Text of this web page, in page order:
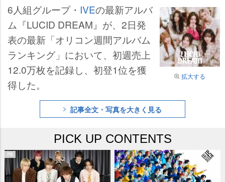
拡大する
6人組グループ・ IVEの最新アルバ
ム『LUCID DREAM』が、2日発
表の最新「オリコン週間アルバム
ランキング」において、初週売上
12.0万枚を記録し、初登1位を獲
得した。
記事全文・写真を大きく見る
PICK UP CONTENTS